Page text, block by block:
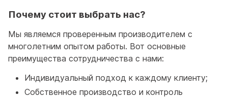
Почему стоит выбрать нас?
Мы являемся проверенным производителем с
многолетним опытом работы. Вот основные
преимущества сотрудничества с нами:
Индивидуальный подход к каждому клиенту;
Собственное производство и контроль